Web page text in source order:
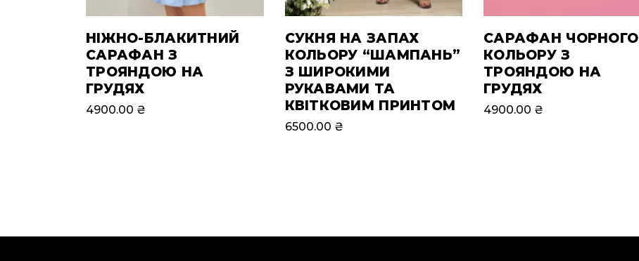
НІЖНО-БЛАКИТНИЙ
САРАФАН З
ТРОЯНДОЮ НА
ГРУДЯХ
4900.00 ₴
СУКНЯ НА ЗАПАХ
КОЛЬОРУ “ШАМПАНЬ”
З ШИРОКИМИ
РУКАВАМИ ТА
КВІТКОВИМ ПРИНТОМ
6500.00 ₴
САРАФАН ЧОРНОГО
КОЛЬОРУ З
ТРОЯНДОЮ НА
ГРУДЯХ
4900.00 ₴